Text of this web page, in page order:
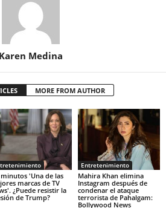
Karen Medina
MORE FROM AUTHOR
'Una de las
marcas de TV
¿Puede resistir la
de Trump?
Entretenimiento
Mahira Khan elimina
Instagram después de
condenar el ataque
terrorista de Pahalgam:
Bollywood News